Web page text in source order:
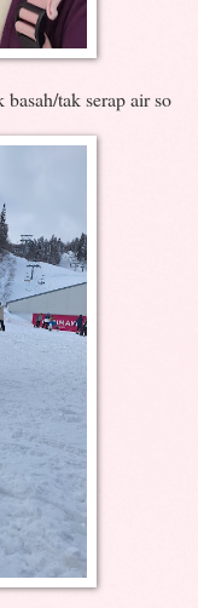
tak serap air so